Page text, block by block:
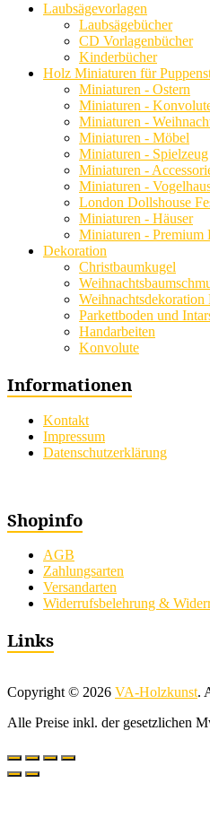
Laubsägevorlagen
Laubsägebücher
CD Vorlagenbücher
Kinderbücher
Holz Miniaturen für
Miniaturen - Ostern
Miniaturen -
Miniaturen -
Miniaturen - Möbel
Miniaturen - Spielzeug
Miniaturen -
Miniaturen -
London Dollshouse
Miniaturen - Häuser
Miniaturen - Premium
Dekoration
Christbaumkugel
Weihnachtsdekoration
Parkettboden und
Handarbeiten
Konvolute
Informationen
Kontakt
Impressum
Datenschutzerklärung
Shopinfo
AGB
Zahlungsarten
Versandarten
Widerrufsbelehrung &
Links
Copyright © 2026 VA-Holzkunst.
Alle Preise inkl. der gesetzlichen